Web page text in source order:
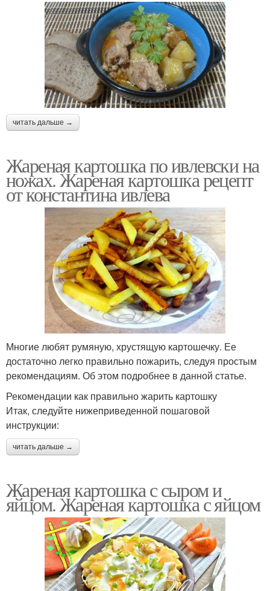
читать дальше →
Жареная картошка по ивлевски на
ножах. Жареная картошка рецепт
от константина ивлева
Многие любят румяную, хрустящую картошечку. Ее
достаточно легко правильно пожарить, следуя простым
рекомендациям. Об этом подробнее в данной статье.
Рекомендации как правильно жарить картошку
Итак, следуйте нижеприведенной пошаговой
инструкции:
читать дальше →
Жареная картошка с сыром и
яйцом. Жареная картошка с яйцом